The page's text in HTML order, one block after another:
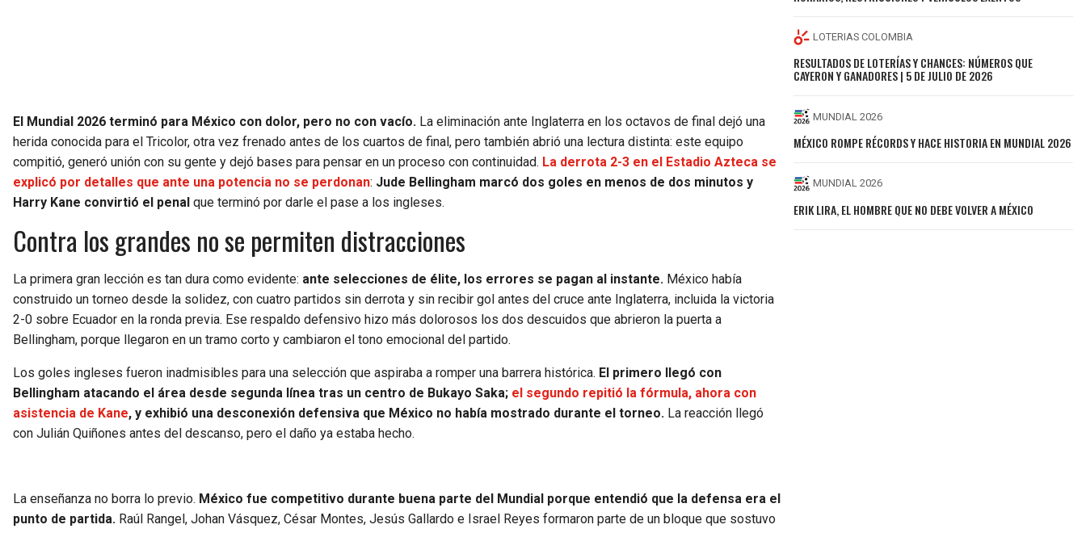
El Mundial 2026 terminó para México con dolor, pero no con vacío. La eliminación ante Inglaterra en los octavos de final dejó una
herida conocida para el Tricolor, otra vez frenado antes de los cuartos de final, pero también abrió una lectura distinta: este equipo
compitió, generó unión con su gente y dejó bases para pensar en un proceso con continuidad. La derrota 2-3 en el Estadio Azteca se
explicó por detalles que ante una potencia no se perdonan: Jude Bellingham marcó dos goles en menos de dos minutos y
Harry Kane convirtió el penal que terminó por darle el pase a los ingleses.
Contra los grandes no se permiten distracciones
La primera gran lección es tan dura como evidente: ante selecciones de élite, los errores se pagan al instante. México había
construido un torneo desde la solidez, con cuatro partidos sin derrota y sin recibir gol antes del cruce ante Inglaterra, incluida la victoria
2-0 sobre Ecuador en la ronda previa. Ese respaldo defensivo hizo más dolorosos los dos descuidos que abrieron la puerta a
Bellingham, porque llegaron en un tramo corto y cambiaron el tono emocional del partido.
Los goles ingleses fueron inadmisibles para una selección que aspiraba a romper una barrera histórica. El primero llegó con
Bellingham atacando el área desde segunda línea tras un centro de Bukayo Saka; el segundo repitió la fórmula, ahora con
asistencia de Kane, y exhibió una desconexión defensiva que México no había mostrado durante el torneo. La reacción llegó
con Julián Quiñones antes del descanso, pero el daño ya estaba hecho.
La enseñanza no borra lo previo. México fue competitivo durante buena parte del Mundial porque entendió que la defensa era el
punto de partida. Raúl Rangel, Johan Vásquez, César Montes, Jesús Gallardo e Israel Reyes formaron parte de un bloque que sostuvo
LOTERIAS COLOMBIA
RESULTADOS DE LOTERÍAS Y CHANCES: NÚMEROS QUE
CAYERON Y GANADORES | 5 DE JULIO DE 2026
MUNDIAL 2026
MÉXICO ROMPE RÉCORDS Y HACE HISTORIA EN MUNDIAL 2026
MUNDIAL 2026
ERIK LIRA, EL HOMBRE QUE NO DEBE VOLVER A MÉXICO